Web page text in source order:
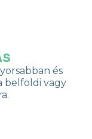
és
belföldi vagy